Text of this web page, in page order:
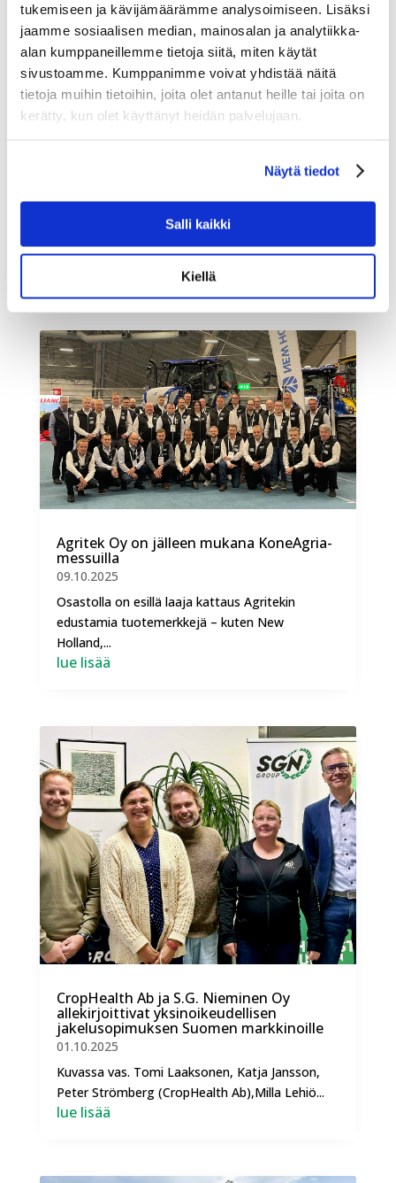
tukemiseen ja kävijämäärämme analysoimiseen. Lisäksi
jaamme sosiaalisen median, mainosalan ja analytiikka-
alan kumppaneillemme tietoja siitä, miten käytät
sivustoamme. Kumppanimme voivat yhdistää näitä
tietoja muihin tietoihin, joita olet antanut heille tai joita on
kerätty, kun olet käyttänyt heidän palvelujaan.
Näytä tiedot
Salli kaikki
Kiellä
Kessu Oy toimitti Vieremälle maailman
ensimmäisen biokaasulla toimivan latukoneen.
Ennen...
Agritek Oy on jälleen mukana KoneAgria-
messuilla
09.10.2025
Osastolla on esillä laaja kattaus Agritekin
edustamia tuotemerkkejä – kuten New
Holland,...
lue lisää
CropHealth Ab ja S.G. Nieminen Oy
allekirjoittivat yksinoikeudellisen
jakelusopimuksen Suomen markkinoille
01.10.2025
Kuvassa vas. Tomi Laaksonen, Katja Jansson,
Peter Strömberg (CropHealth Ab),Milla Lehiö...
lue lisää